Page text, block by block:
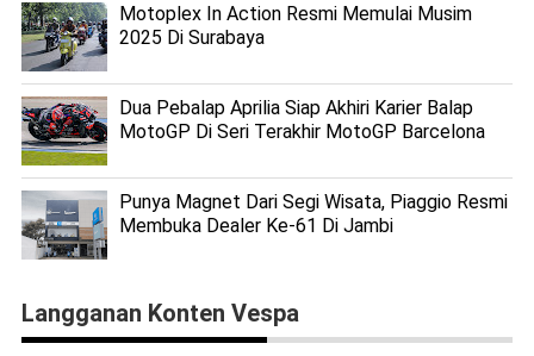
Motoplex In Action Resmi Memulai Musim
2025 Di Surabaya
Dua Pebalap Aprilia Siap Akhiri Karier Balap
MotoGP Di Seri Terakhir MotoGP Barcelona
Punya Magnet Dari Segi Wisata, Piaggio Resmi
Membuka Dealer Ke-61 Di Jambi
Langganan Konten Vespa